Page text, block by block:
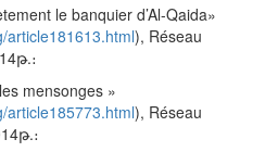
le banquier d’Al-Qaida»
article181613.html), Réseau
mensonges »
article185773.html), Réseau